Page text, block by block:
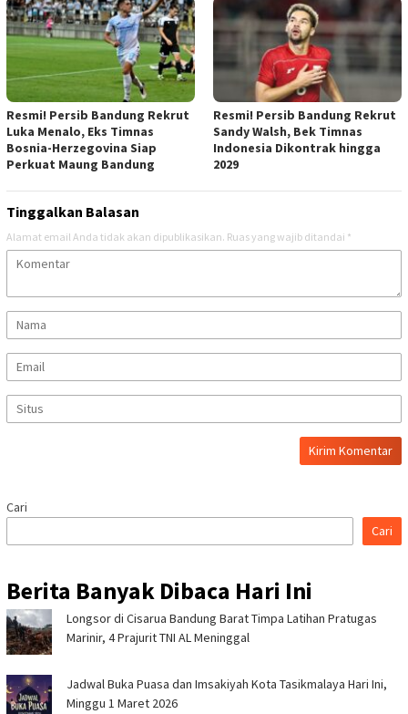
Resmi! Persib Bandung Rekrut
Luka Menalo, Eks Timnas
Bosnia-Herzegovina Siap
Perkuat Maung Bandung
Resmi! Persib Bandung Rekrut
Sandy Walsh, Bek Timnas
Indonesia Dikontrak hingga
2029
Tinggalkan Balasan
Alamat email Anda tidak akan dipublikasikan. Ruas yang wajib ditandai *
Cari
Cari
Berita Banyak Dibaca Hari Ini
Longsor di Cisarua Bandung Barat Timpa Latihan Pra­tugas
Marinir, 4 Prajurit TNI AL Meninggal
Jadwal Buka Puasa dan Imsakiyah Kota Tasikmalaya Hari Ini,
Minggu 1 Maret 2026